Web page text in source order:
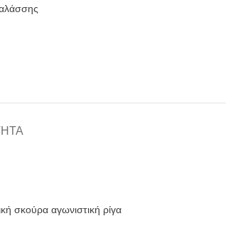
σκούρα αγωνιστική ρίγα